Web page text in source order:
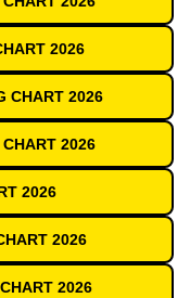
2026
CHART 2026
2026
2026
2026
2026